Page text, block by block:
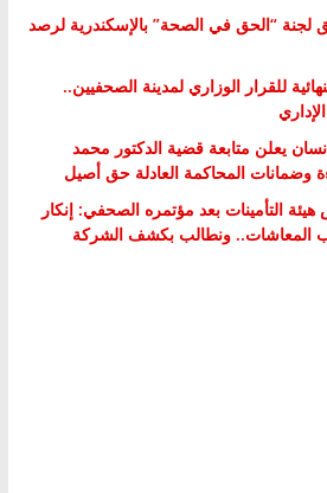
“الحق في الصحة” بالإسكندرية لرصد
للقرار الوزاري لمدينة الصحفيين..
يعلن متابعة قضية الدكتور محمد
وضمانات المحاكمة العادلة حق أصيل
التأمينات بعد مؤتمره الصحفي: إنكار
المعاشات.. ونطالب بكشف الشركة